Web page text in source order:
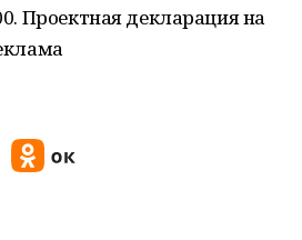
Проектная декларация на